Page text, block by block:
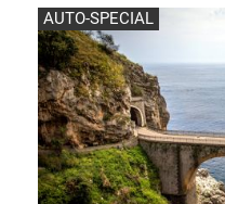
AUTO-SPECIAL